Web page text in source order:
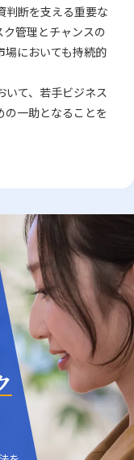
判断を支える重要な
管理とチャンスの
場においても持続的
て、若手ビジネス
の一助となることを